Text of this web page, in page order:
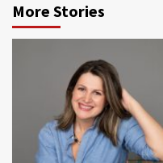
More Stories